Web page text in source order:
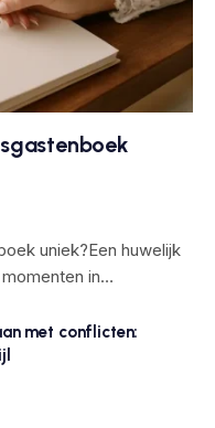
uniek?Een huwelijk
in…
met conflicten: